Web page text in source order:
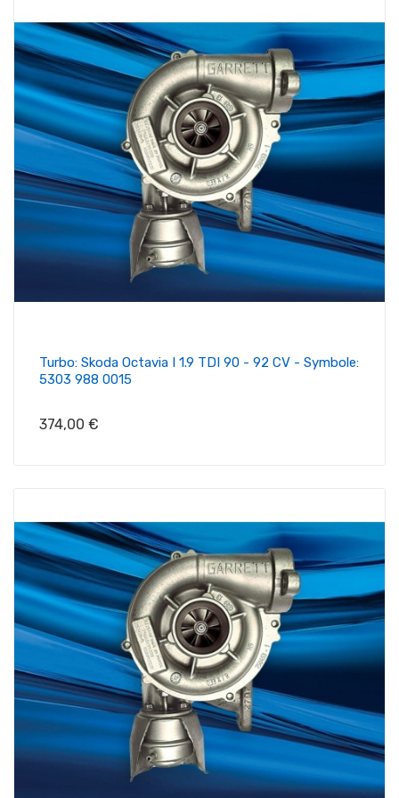
Turbo: Skoda Octavia I 1.9 TDI 90 - 92 CV - Symbole:
5303 988 0015
Prix
374,00 €